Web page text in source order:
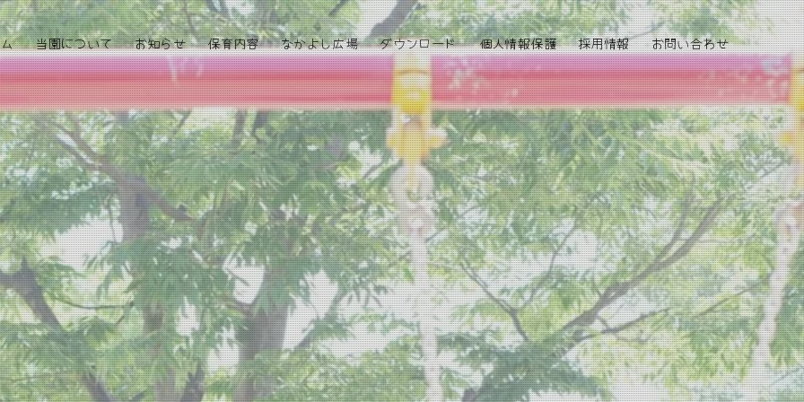
当園について お知らせ 保育内容 なかよし広場 ダウンロード 個人情報保護 採用情報 お問い合わせ